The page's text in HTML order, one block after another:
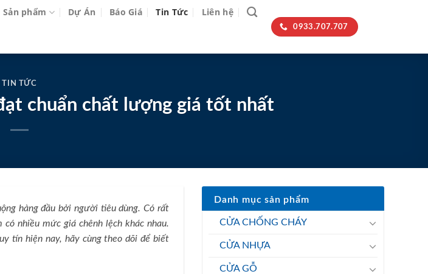
Sản phẩm Dự Án Báo Giá Tin Tức Liên hệ
0933.707.707
TIN TỨC
chuẩn chất lượng giá tốt nhất
hàng đầu bởi người tiêu dùng. Có rất
nhiều mức giá chênh lệch khác nhau.
uy tín hiện nay, hãy cùng theo dõi để biết
Danh mục sản phẩm
CỬA CHỐNG CHÁY
CỬA NHỰA
CỬA GỖ